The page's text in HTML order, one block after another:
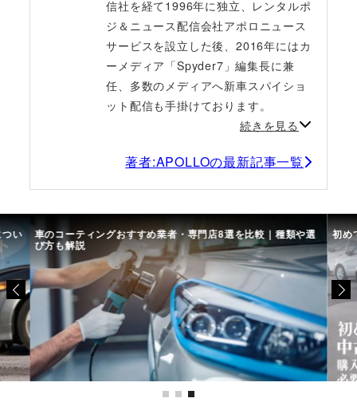
信社を経て1996年に独立、レンタルポ
ジ＆ニュース配信会社アポロニュース
サービスを設立した後、2016年にはカ
ーメディア「Spyder7」編集長に兼
任、多数のメディアへ新車スパイショ
ット配信も手掛けております。
続きを見る
著者:APOLLOの最新記事一覧
い 車のコーティングおすすめ業者・専門店8選を比較｜種類や選
び方も解説
初め